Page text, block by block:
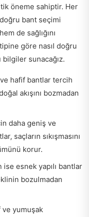
öneme sahiptir. Her
bant seçimi
de sağlığını
göre nasıl doğru
bilgiler sunacağız.
hafif bantlar tercih
akışını bozmadan
daha geniş ve
saçların sıkışmasını
korur.
ise esnek yapılı bantlar
bozulmadan
yumuşak